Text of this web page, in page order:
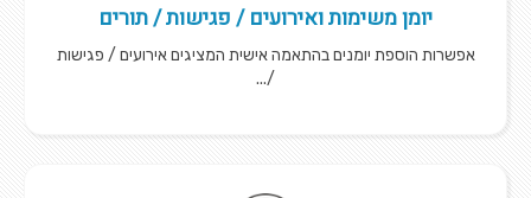
יומן משימות ואירועים / פגישות / תורים
אפשרות הוספת יומנים בהתאמה אישית המציגים אירועים / פגישות
/...